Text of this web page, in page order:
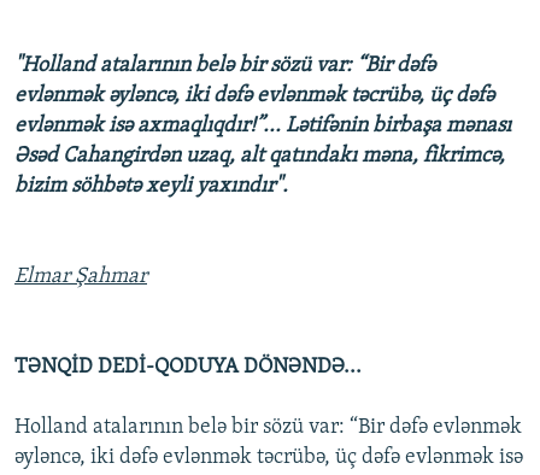
"Holland atalarının belə bir sözü var: “Bir dəfə
evlənmək əyləncə, iki dəfə evlənmək təcrübə, üç dəfə
evlənmək isə axmaqlıqdır!”... Lətifənin birbaşa mənası
Əsəd Cahangirdən uzaq, alt qatındakı məna, fikrimcə,
bizim söhbətə xeyli yaxındır".
Elmar Şahmar
TƏNQİD DEDİ-QODUYA DÖNƏNDƏ...
Holland atalarının belə bir sözü var: “Bir dəfə evlənmək
əyləncə, iki dəfə evlənmək təcrübə, üç dəfə evlənmək isə